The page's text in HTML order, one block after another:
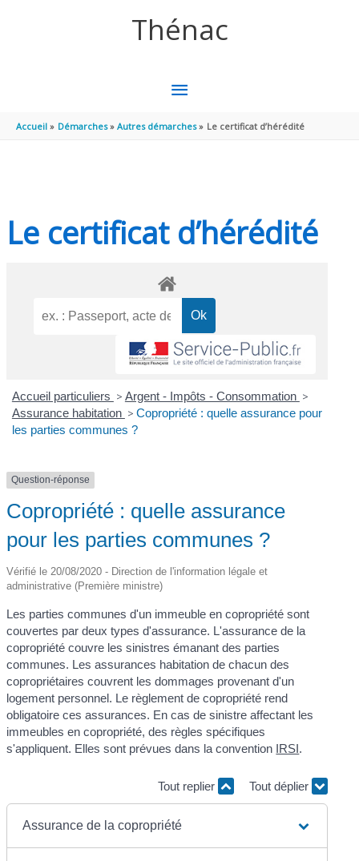
Thénac
MENU
PRINCIPAL
Accueil Démarches Autres démarches Le certificat d’hérédité
Le certificat d’hérédité
Accueil particuliers > Argent - Impôts - Consommation >
Assurance habitation > Copropriété : quelle assurance pour
les parties communes ?
Question-réponse
Copropriété : quelle assurance
pour les parties communes ?
Vérifié le 20/08/2020 - Direction de l'information légale et
administrative (Première ministre)
Les parties communes d'un immeuble en copropriété sont
couvertes par deux types d'assurance. L'assurance de la
copropriété couvre les sinistres émanant des parties
communes. Les assurances habitation de chacun des
copropriétaires couvrent les dommages provenant d'un
logement personnel. Le règlement de copropriété rend
obligatoire ces assurances. En cas de sinistre affectant les
immeubles en copropriété, des règles spécifiques
s'appliquent. Elles sont prévues dans la convention IRSI.
Tout replier Tout déplier
Assurance de la copropriété